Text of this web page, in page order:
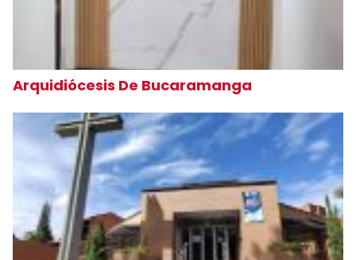
Arquidiócesis De Bucaramanga